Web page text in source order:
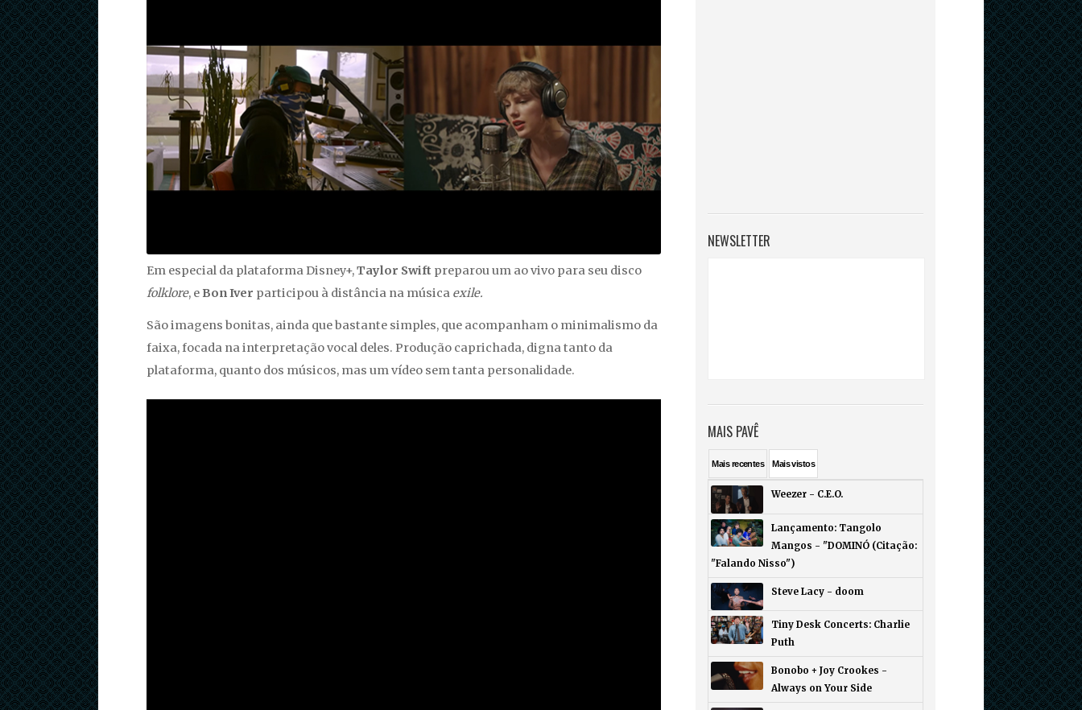
Em especial da plataforma Disney+,Taylor Swift preparou um ao vivo para seu disco
folklore, e Bon Iver participou à distância na música exile.
São imagens bonitas, ainda que bastante simples, que acompanham o minimalismo da
faixa, focada na interpretação vocal deles. Produção caprichada, digna tanto da
plataforma, quanto dos músicos, mas um vídeo sem tanta personalidade.
NEWSLETTER
MAIS PAVÊ
Maisrecentes Maisvistos
Weezer - C.E.O.
Lançamento: Tangolo
Mangos - "DOMINÓ (Citação:
"Falando Nisso")
Steve Lacy - doom
Tiny Desk Concerts: Charlie
Puth
Bonobo + Joy Crookes -
Always on Your Side